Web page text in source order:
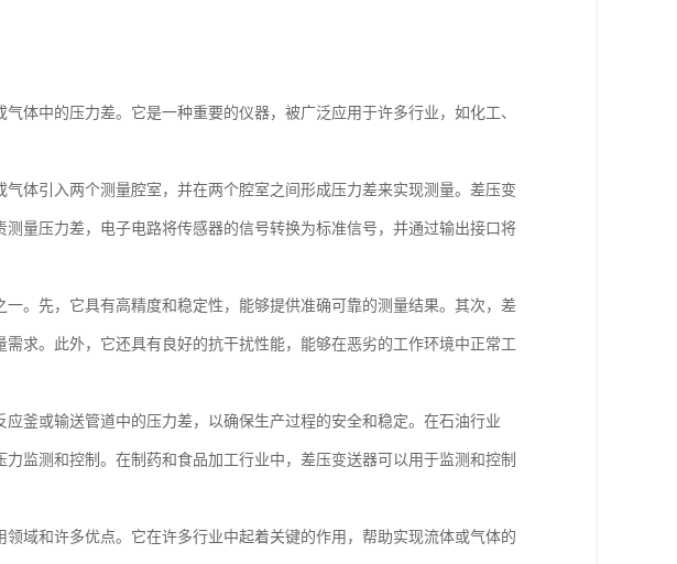
体中的压力差。它是一种重要的仪器，被广泛应用于许多行业，如化工、
体引入两个测量腔室，并在两个腔室之间形成压力差来实现测量。差压变
量压力差，电子电路将传感器的信号转换为标准信号，并通过输出接口将
。先，它具有高精度和稳定性，能够提供准确可靠的测量结果。其次，差
求。此外，它还具有良好的抗干扰性能，能够在恶劣的工作环境中正常工
釜或输送管道中的压力差，以确保生产过程的安全和稳定。在石油行业
监测和控制。在制药和食品加工行业中，差压变送器可以用于监测和控制
域和许多优点。它在许多行业中起着关键的作用，帮助实现流体或气体的